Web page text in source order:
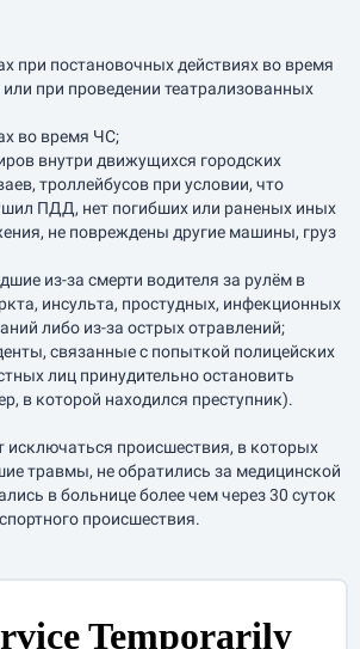
при постановочных действиях во время
при проведении театрализованных
во время ЧС;
внутри движущихся городских
троллейбусов при условии, что
ПДД, нет погибших или раненых иных
не повреждены другие машины, груз
из-за смерти водителя за рулём в
инсульта, простудных, инфекционных
либо из-за острых отравлений;
связанные с попыткой полицейских
лиц принудительно остановить
в которой находился преступник).
исключаться происшествия, в которых
травмы, не обратились за медицинской
в больнице более чем через 30 суток
происшествия.